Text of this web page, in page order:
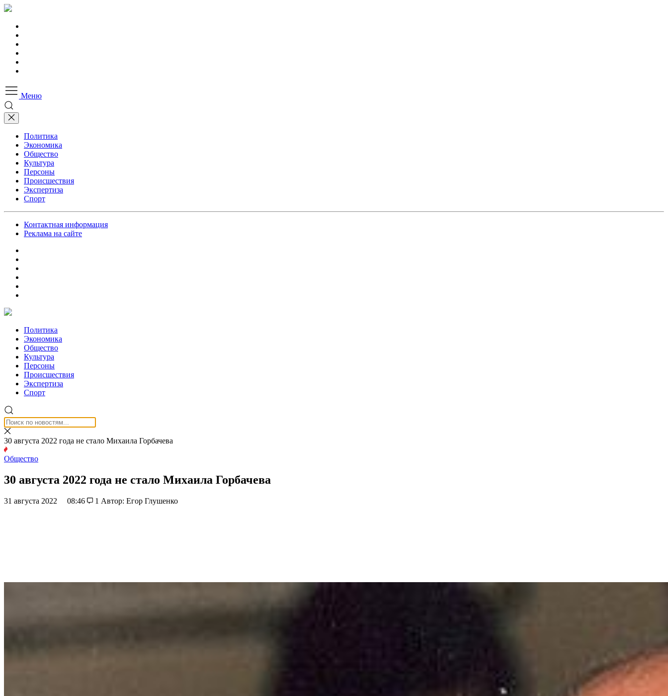
Меню
Политика
Экономика
Общество
Культура
Персоны
Происшествия
Экспертиза
Спорт
Контактная информация
Реклама на сайте
Политика
Экономика
Общество
Культура
Персоны
Происшествия
Экспертиза
Спорт
30 августа 2022 года не стало Михаила Горбачева
Общество
30 августа 2022 года не стало Михаила Горбачева
31 августа 2022 08:46 1 Автор: Егор Глушенко